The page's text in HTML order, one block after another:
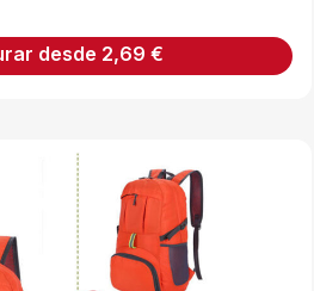
desde 2,69 €